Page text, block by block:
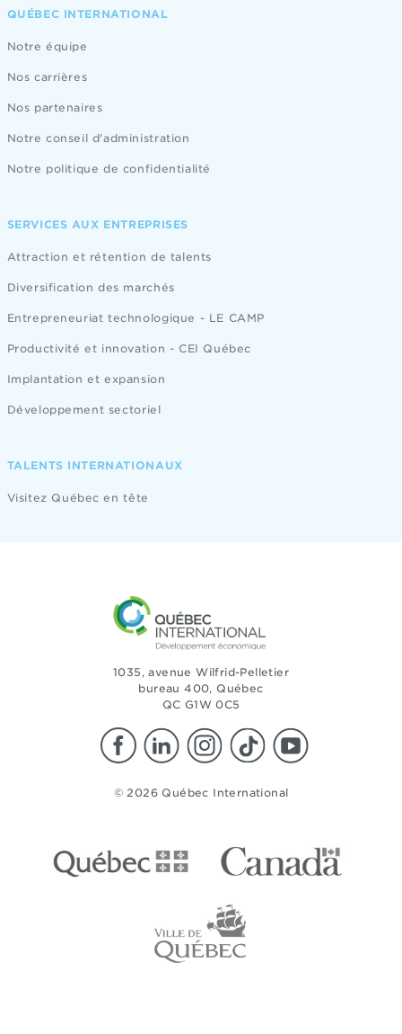
QUÉBEC INTERNATIONAL
Notre équipe
Nos carrières
Nos partenaires
Notre conseil d'administration
Notre politique de confidentialité
SERVICES AUX ENTREPRISES
Attraction et rétention de talents
Diversification des marchés
Entrepreneuriat technologique - LE CAMP
Productivité et innovation - CEI Québec
Implantation et expansion
Développement sectoriel
TALENTS INTERNATIONAUX
Visitez Québec en tête
1035, avenue Wilfrid-Pelletier
bureau 400, Québec
QC G1W 0C5
© 2026 Québec International